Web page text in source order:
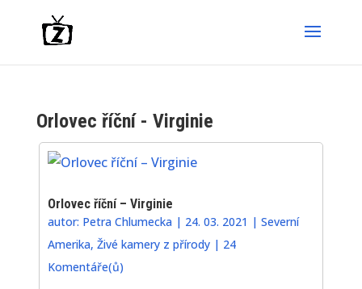
Orlovec říční - Virginie
Orlovec říční – Virginie
autor: Petra Chlumecka | 24. 03. 2021 |Severní
Amerika,Živé kamery z přírody | 24
Komentáře(ů)